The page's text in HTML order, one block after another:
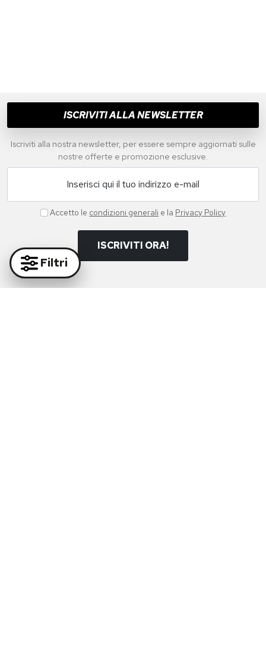
Filtri
ISCRIVITI ALLA NEWSLETTER
Iscriviti alla nostra newsletter, per essere sempre aggiornati sulle
nostre offerte e promozione esclusive.
Inserisci qui il tuo indirizzo e-mail
Accetto le condizioni generali e la Privacy Policy
ISCRIVITI ORA!